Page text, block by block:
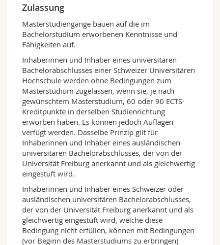
damit zu den grössten der Schweiz und bietet
alles, was für die Eidgenossenschaft typisch ist.
Das gemeinsame Masterprogramm bietet
Studierenden ein einzigartiges, mehrsprachiges
und multikulturelles Lernumfeld und eignet
sich ideal für Informatikerinnen und
Informatiker, die ihren Horizont erweitern und
sich in eine gute Ausgangsposition für die
künftige Karriere bringen möchten.
Studierende des gemeinsamen
Masterprogramms können sich ihre
Studienpläne individuell aus über 70
Vorlesungen und Seminaren zusammenstellen,
die von den Universitäten Freiburg, Bern und
Neuenburg angeboten werden (Kosten für
Fahrten zwischen den Universitäten werden
erstattet). Diese Unterrichtseinheiten sind in
sogenannteTrackseingeteilt, die den
verschiedenen Vertiefungsrichtungen der
Informatik entsprechen. Die meisten Kurse
werden auf Englisch gehalten, einige auch nur
auf Französisch oder Deutsch.
Englischsprachige Studierende können das
Zulassung
Masterstudiengänge bauen auf die im
Bachelorstudium erworbenen Kenntnisse und
Fähigkeiten auf.
Inhaberinnen und Inhaber eines universitären
Bachelorabschlusses einer Schweizer Universitären
Hochschule werden ohne Bedingungen zum
Masterstudium zugelassen, wenn sie, je nach
gewünschtem Masterstudium, 60 oder 90 ECTS-
Kreditpunkte in derselben Studienrichtung
erworben haben. Es können jedoch Auflagen
verfügt werden. Dasselbe Prinzip gilt für
Inhaberinnen und Inhaber eines ausländischen
universitären Bachelorabschlusses, der von der
Universität Freiburg anerkannt und als gleichwertig
eingestuft wird.
Inhaberinnen und Inhaber eines Schweizer oder
ausländischen universitären Bachelorabschlusses,
der von der Universität Freiburg anerkannt und als
gleichwertig eingestuft wird, welche diese
Bedingung nicht erfüllen, können mit Bedingungen
(vor Beginn des Masterstudiums zu erbringen)